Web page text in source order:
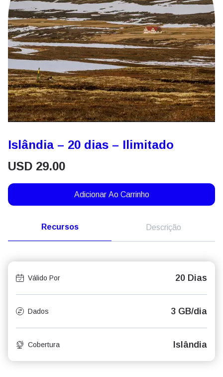
Islândia – 20 dias – Ilimitado
USD 29.00
Adicionar Ao Carrinho
Recursos Descrição
Válido Por 20 Dias
Dados 3 GB/dia
Cobertura Islândia